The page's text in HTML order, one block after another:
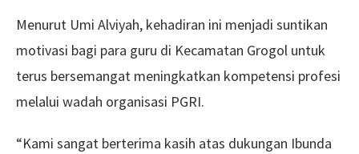
Menurut Umi Alviyah, kehadiran ini menjadi suntikan
motivasi bagi para guru di Kecamatan Grogol untuk
terus bersemangat meningkatkan kompetensi profesi
melalui wadah organisasi PGRI.
“Kami sangat berterima kasih atas dukungan Ibunda